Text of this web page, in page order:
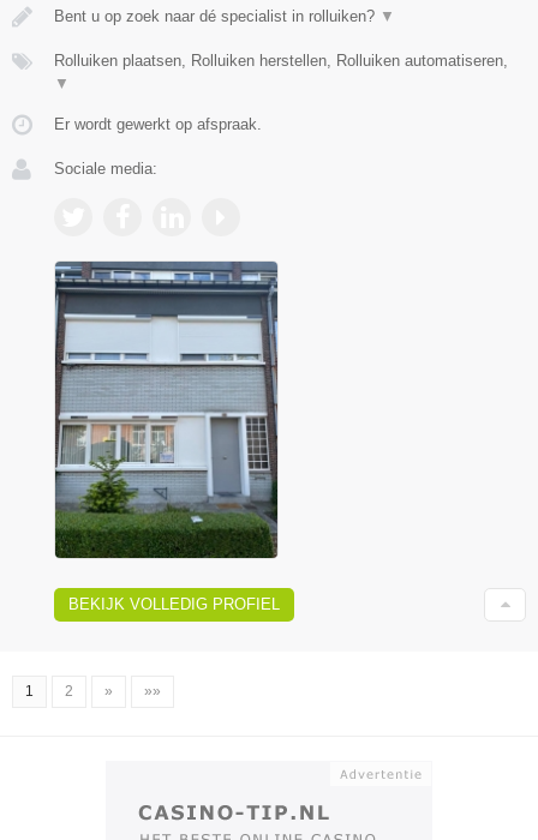
Bent u op zoek naar dé specialist in rolluiken? ▼
Rolluiken plaatsen, Rolluiken herstellen, Rolluiken automatiseren,
▼
Er wordt gewerkt op afspraak.
Sociale media:
BEKIJK VOLLEDIG PROFIEL
1 2 » »»